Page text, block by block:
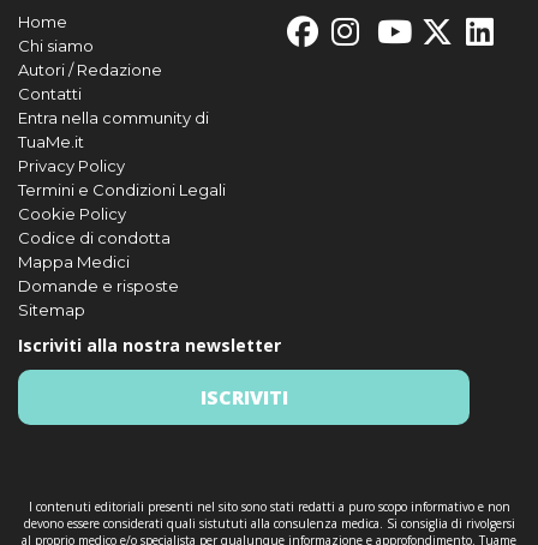
Home
Chi siamo
Autori / Redazione
Contatti
Entra nella community di
TuaMe.it
Privacy Policy
Termini e Condizioni Legali
Cookie Policy
Codice di condotta
Mappa Medici
Domande e risposte
Sitemap
Iscriviti alla nostra newsletter
ISCRIVITI
I contenuti editoriali presenti nel sito sono stati redatti a puro scopo informativo e non
devono essere considerati quali sistututi alla consulenza medica. Si consiglia di rivolgersi
al proprio medico e/o specialista per qualunque informazione e approfondimento. Tuame